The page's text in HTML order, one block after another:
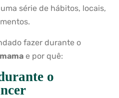
série de hábitos, locais,
fazer durante o
e por quê:
o